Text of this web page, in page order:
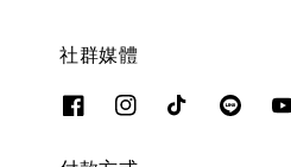
社群媒體